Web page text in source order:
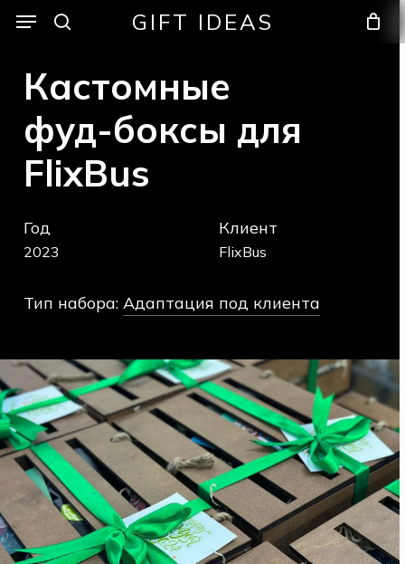
content
GIFT IDEAS
Menu
Кастомные
фуд-боксы для
FlixBus
Год
2023
Клиент
FlixBus
Тип набора: Адаптация под клиента
Menu